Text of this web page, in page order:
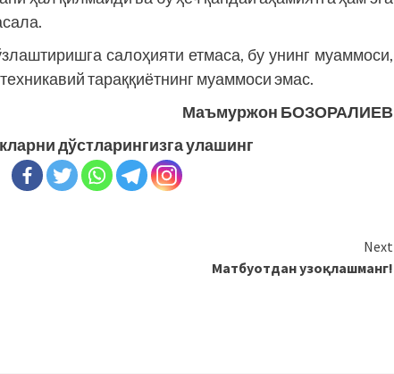
салоҳияти етмаса, бу унинг муаммоси,
тараққиётнинг муаммоси эмас.
Маъмуржон БОЗОРАЛИЕВ
дўстларингизга улашинг
Next
Матбуотдан узоқлашманг!